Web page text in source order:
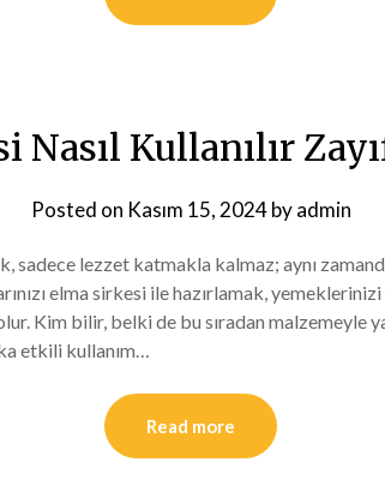
Nasıl Kullanılır
Posted on Kasım 15, 2024byadmin
sadece lezzet katmakla kalmaz; aynı
elma sirkesi ile hazırlamak,
Kim bilir, belki de bu sıradan malzemeyle
etkili kullanım…
Read more